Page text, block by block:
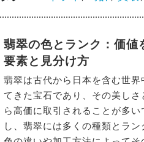
翡翠の色とランク：価値
要素と見分け方
翡翠は古代から日本を含む世界
てきた宝石であり、その美しさ
ら高価に取引されることが多い
し、翡翠には多くの種類とラ